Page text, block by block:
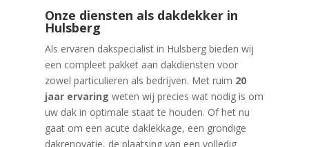
Onze diensten als dakdekker in
Hulsberg
Als ervaren dakspecialist in Hulsberg bieden wij
een compleet pakket aan dakdiensten voor
zowel particulieren als bedrijven. Met ruim 20
jaar ervaring weten wij precies wat nodig is om
uw dak in optimale staat te houden. Of het nu
gaat om een acute daklekkage, een grondige
dakrenovatie, de plaatsing van een volledig